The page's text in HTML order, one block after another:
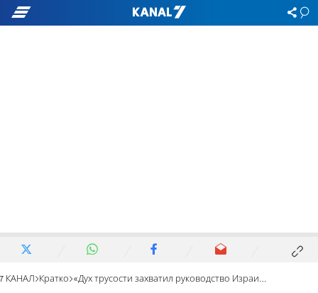
7 КАНАЛ Кратко «Дух трусости захватил руководство Израиля»